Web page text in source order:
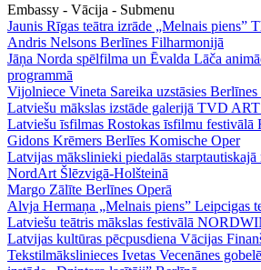
Embassy - Vācija - Submenu
Jaunis Rīgas teātra izrāde „Melnais piens”
Andris Nelsons Berlīnes Filharmonijā
Jāņa Norda spēlfilma un Ēvalda Lāča
programmā
Vijolniece Vineta Sareika uzstāsies
Latviešu mākslas izstāde galerijā TVD
Latviešu īsfilmas Rostokas īsfilmu festivālā
Gidons Krēmers Berlīes Komische Oper
Latvijas mākslinieki piedalās starptautiskajā
NordArt Šlēzvigā-Holšteinā
Margo Zālīte Berlīnes Operā
Alvja Hermaņa „Melnais piens” Leipcigas
Latviešu teātris mākslas festivālā
Latvijas kultūras pēcpusdiena Vācijas
Tekstilmākslinieces Ivetas Vecenānes